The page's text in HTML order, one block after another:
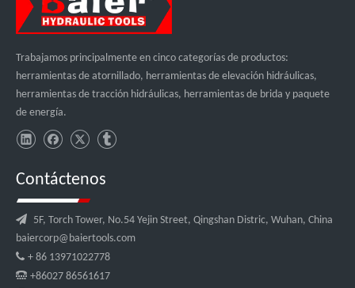
Trabajamos principalmente en cinco categorías de productos:
herramientas de atornillado, herramientas de elevación hidráulicas,
herramientas de tracción hidráulicas, herramientas de brida y paquete
de energía.
Contáctenos
 5F, Torch Tower, No.54 Yejin Street, Qingshan Distric, Wuhan, China
baiercorp@baiertools.com
 + 86 13971022778
 +86027 86561617